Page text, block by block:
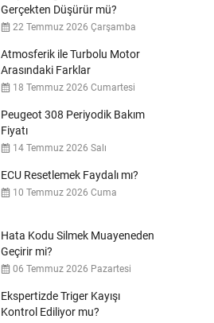
Gerçekten Düşürür mü?
22 Temmuz 2026 Çarşamba
Atmosferik ile Turbolu Motor
Arasındaki Farklar
18 Temmuz 2026 Cumartesi
Peugeot 308 Periyodik Bakım
Fiyatı
14 Temmuz 2026 Salı
ECU Resetlemek Faydalı mı?
10 Temmuz 2026 Cuma
Hata Kodu Silmek Muayeneden
Geçirir mi?
06 Temmuz 2026 Pazartesi
Ekspertizde Triger Kayışı
Kontrol Ediliyor mu?